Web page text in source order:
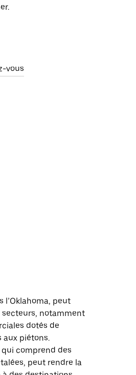
vous
l’Oklahoma, peut
notamment
dotés de
aux piétons.
comprend des
peut rendre la